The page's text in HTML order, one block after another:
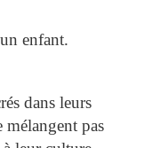
enfant.
dans leurs
pas